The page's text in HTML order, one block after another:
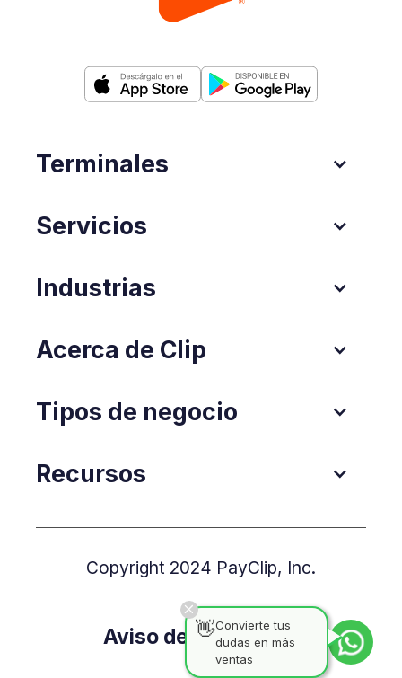
Terminales
Servicios
Industrias
Acerca de Clip
Tipos de negocio
Recursos
Copyright 2024 PayClip, Inc.
Aviso de Privacidad
👋Convierte tus
dudas en más
ventas